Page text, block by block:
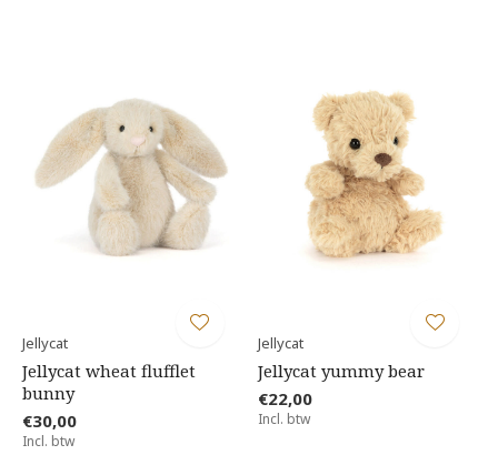
Jellycat
Jellycat wheat flufflet
bunny
€30,00
Incl. btw
Jellycat
Jellycat yummy bear
€22,00
Incl. btw